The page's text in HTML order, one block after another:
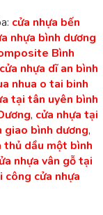
cửa nhựa bến
nhựa bình dương
Bình
cửa nhựa dĩ an bình
nhua o tai binh
tại tân uyên bình
, cửa nhựa tại
giao bình dương,
thủ dầu một bình
nhựa vân gỗ tại
công cửa nhựa